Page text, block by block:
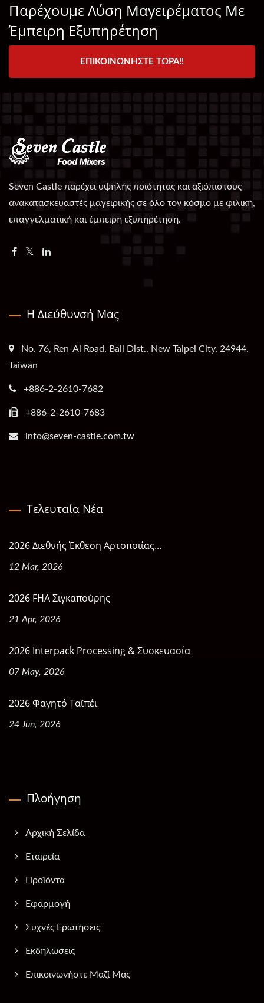
Παρέχουμε Λύση Μαγειρέματος Με
Έμπειρη Εξυπηρέτηση
ΕΠΙΚΟΙΝΩΝΉΣΤΕ ΤΏΡΑ!!
Seven Castle παρέχει υψηλής ποιότητας και αξιόπιστους
ανακατασκευαστές μαγειρικής σε όλο τον κόσμο με φιλική,
επαγγελματική και έμπειρη εξυπηρέτηση.
Η Διεύθυνσή Μας
No. 76, Ren-Ai Road, Bali Dist., New Taipei City, 24944,
Taiwan
+886-2-2610-7682
+886-2-2610-7683
info@seven-castle.com.tw
Τελευταία Νέα
2026 Διεθνής Έκθεση Αρτοποιίας...
12 Mar, 2026
2026 FHA Σιγκαπούρης
21 Apr, 2026
2026 Interpack Processing & Συσκευασία
07 May, 2026
2026 Φαγητό Ταϊπέι
24 Jun, 2026
Πλοήγηση
Αρχική Σελίδα
Εταιρεία
Προϊόντα
Εφαρμογή
Συχνές Ερωτήσεις
Εκδηλώσεις
Επικοινωνήστε Μαζί Μας